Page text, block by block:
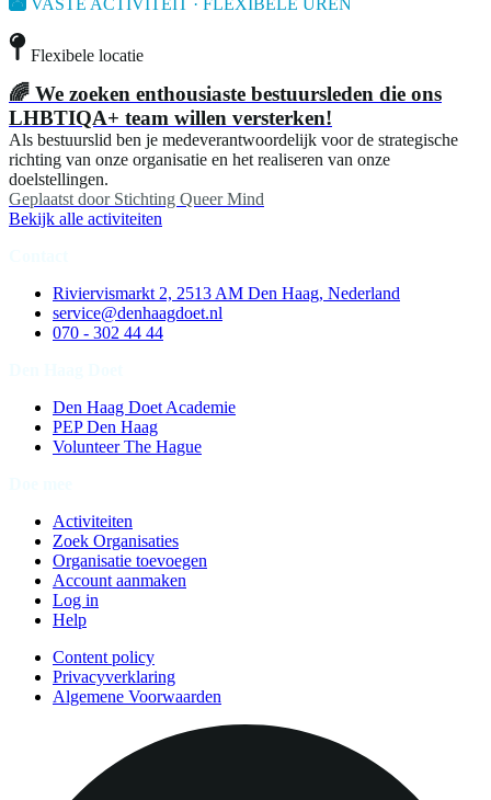
VASTE ACTIVITEIT · FLEXIBELE UREN
Flexibele locatie
🌈 We zoeken enthousiaste bestuursleden die ons
LHBTIQA+ team willen versterken!
Als bestuurslid ben je medeverantwoordelijk voor de strategische
richting van onze organisatie en het realiseren van onze
doelstellingen.
Geplaatst door Stichting Queer Mind
Bekijk alle activiteiten
Riviervismarkt 2, 2513 AM Den Haag, Nederland
service@denhaagdoet.nl
070 - 302 44 44
Den Haag Doet Academie
PEP Den Haag
Volunteer The Hague
Activiteiten
Zoek Organisaties
Organisatie toevoegen
Account aanmaken
Log in
Help
Content policy
Privacyverklaring
Algemene Voorwaarden